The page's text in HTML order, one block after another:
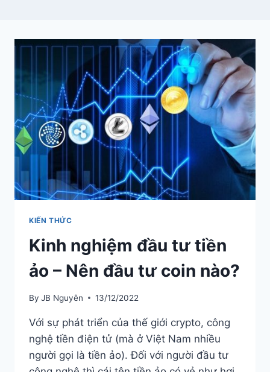
KIẾN THỨC
Kinh nghiệm đầu tư tiền
ảo – Nên đầu tư coin nào?
By JB Nguyên 13/12/2022
Với sự phát triển của thế giới crypto, công
nghệ tiền điện tử (mà ở Việt Nam nhiều
người gọi là tiền ảo). Đối với người đầu tư